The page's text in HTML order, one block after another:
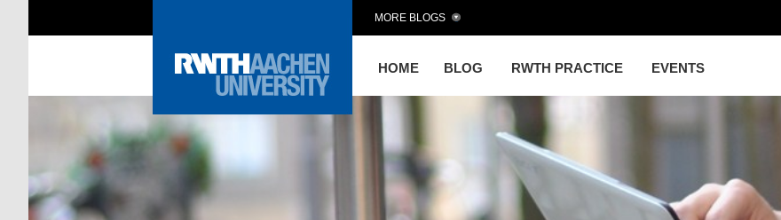
HOME BLOG RWTH PRACTICE EVENTS
MORE BLOGS